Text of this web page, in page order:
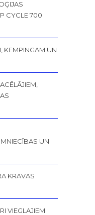
CYCLE 700
KEMPINGAM UN
UN
KRAVAS
VIEGLAJIEM